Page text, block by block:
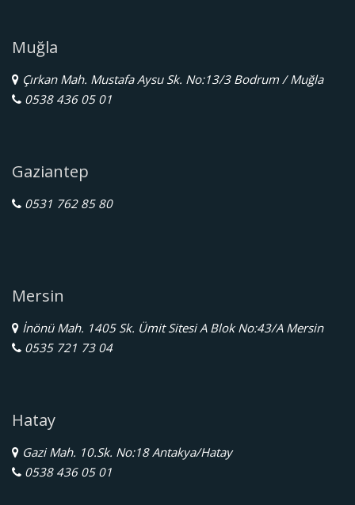
Muğla
Çırkan Mah. Mustafa Aysu Sk. No:13/3 Bodrum / Muğla
0538 436 05 01
Gaziantep
0531 762 85 80
Mersin
İnönü Mah. 1405 Sk. Ümit Sitesi A Blok No:43/A Mersin
0535 721 73 04
Hatay
Gazi Mah. 10.Sk. No:18 Antakya/Hatay
0538 436 05 01